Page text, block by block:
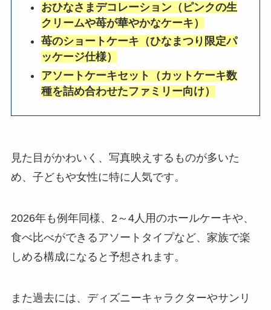
おひなさまデコレーション（ピンクの生
クリームや苺が華やかなケーキ）
苺のショートケーキ（ひなまつり限定パ
ッケージ仕様）
アソートケーキセット（カットケーキ数
種を詰め合わせたファミリー向け）
見た目がかわいく、写真映えするものが多いた
め、子どもや女性に特に人気です。
2026年も例年同様、2～4人用のホールケーキや、
食べ比べができるアソートタイプなど、家族で楽
しめる構成になると予想されます。
また過去には、ディズニーキャラクターやサンリ